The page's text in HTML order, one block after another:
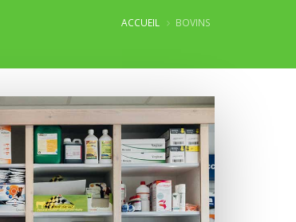
ACCUEIL BOVINS